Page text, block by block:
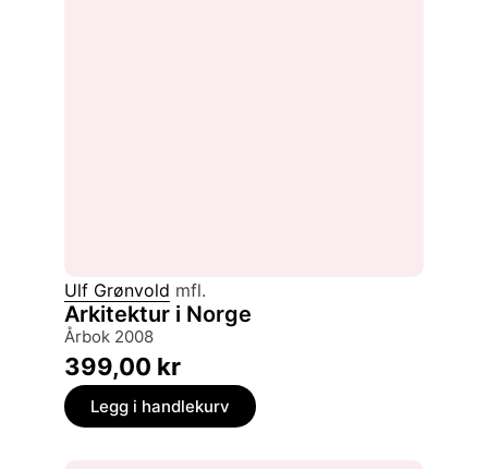
Ulf Grønvold mfl.
Arkitektur i Norge
årbok 2008
399,00 kr
Legg i handlekurv